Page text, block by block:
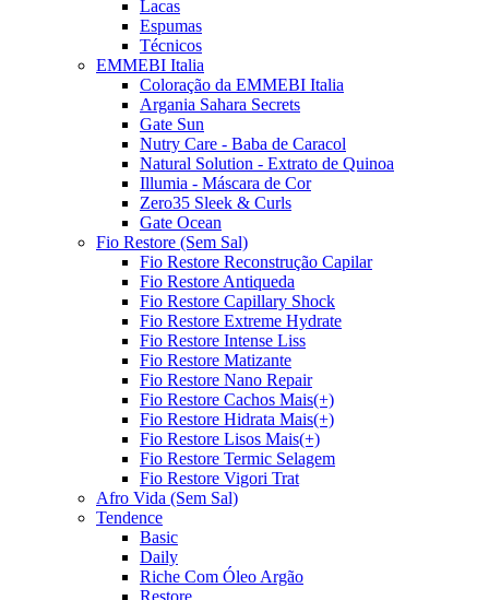
Lacas
Espumas
Técnicos
EMMEBI Italia
Coloração da EMMEBI Italia
Argania Sahara Secrets
Gate Sun
Nutry Care - Baba de Caracol
Natural Solution - Extrato de Quinoa
Illumia - Máscara de Cor
Zero35 Sleek & Curls
Gate Ocean
Fio Restore (Sem Sal)
Fio Restore Reconstrução Capilar
Fio Restore Antiqueda
Fio Restore Capillary Shock
Fio Restore Extreme Hydrate
Fio Restore Intense Liss
Fio Restore Matizante
Fio Restore Nano Repair
Fio Restore Cachos Mais(+)
Fio Restore Hidrata Mais(+)
Fio Restore Lisos Mais(+)
Fio Restore Termic Selagem
Fio Restore Vigori Trat
Afro Vida (Sem Sal)
Tendence
Basic
Daily
Riche Com Óleo Argão
Restore